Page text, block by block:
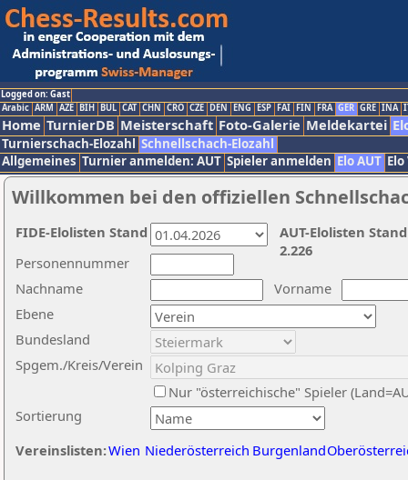
Logged on: Gast
Arabic ARM AZE BIH BUL CAT CHN CRO CZE DEN ENG ESP FAI FIN FRA GER GRE INA
Home TurnierDB Meisterschaft Foto-Galerie Meldekartei
Turnierschach-Elozahl Schnellschach-Elozahl
Allgemeines Turnier anmelden: AUT Spieler anmelden Elo AUT
Willkommen bei den offiziellen
Nachname
Vorname
Ebene
Sortierung
Personennummer
Bundesland
Spgem./Kreis/Verein
Nur "österreichische" Spieler
Vereinslisten:Wien Niederösterreich Burgenland
AUT-Elolisten
2.226
FIDE-Elolisten Stand